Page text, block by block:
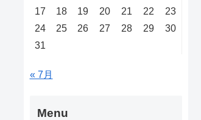
17
18 19 20 21 22
23
24
25 26 27 28 29
30
31
« 7月
Menu